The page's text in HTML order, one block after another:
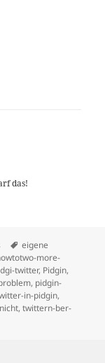
das!
Tags
eigene
more-
twitter, Pidgin,
, pidgin-
in-pidgin,
,twittern-ber-